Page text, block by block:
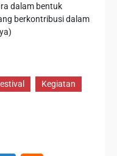
dalam bentuk
berkontribusi dalam
Kegiatan